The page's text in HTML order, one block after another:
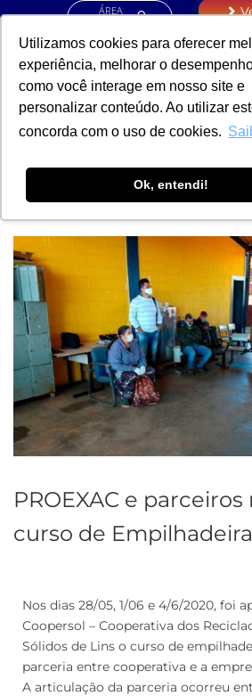
Utilizamos cookies para oferecer
experiência, melhorar o
como você interage em nosso site e
personalizar conteúdo. Ao utilizar
concorda com o uso de cookies.
Ok, entendi!
ÁREA
NOTÍCIAS
PROEXAC e
curso de Empilhadeira
Nos dias 28/05, 1/06 e 4/6/2020, foi
Coopersol – Cooperativa dos
Sólidos de Lins o curso de
parceria entre cooperativa e a
A articulação da parceria ocorreu